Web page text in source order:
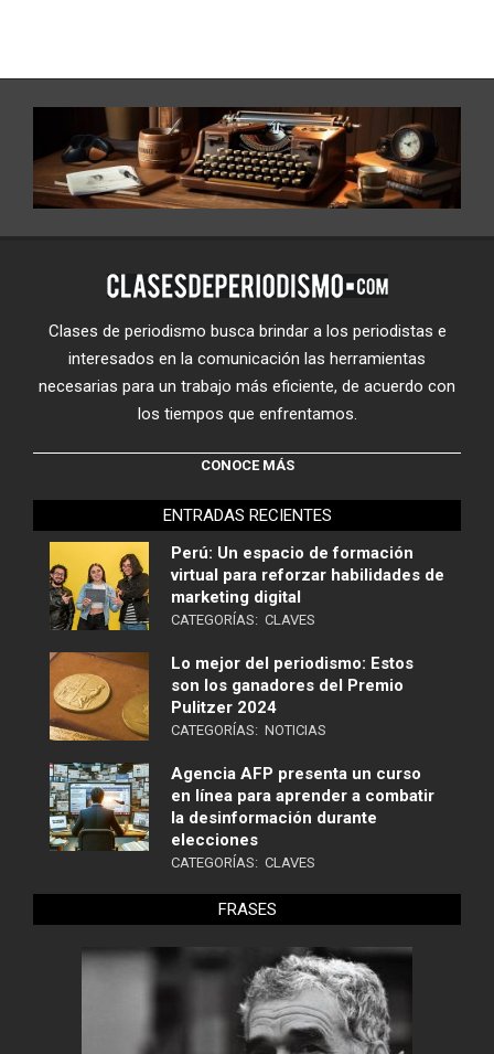
Clases de periodismo busca brindar a los periodistas e
interesados en la comunicación las herramientas
necesarias para un trabajo más eficiente, de acuerdo con
los tiempos que enfrentamos.
CONOCE MÁS
ENTRADAS RECIENTES
Perú: Un espacio de formación
virtual para reforzar habilidades de
marketing digital
CATEGORÍAS: CLAVES
Lo mejor del periodismo: Estos
son los ganadores del Premio
Pulitzer 2024
CATEGORÍAS: NOTICIAS
Agencia AFP presenta un curso
en línea para aprender a combatir
la desinformación durante
elecciones
CATEGORÍAS: CLAVES
FRASES